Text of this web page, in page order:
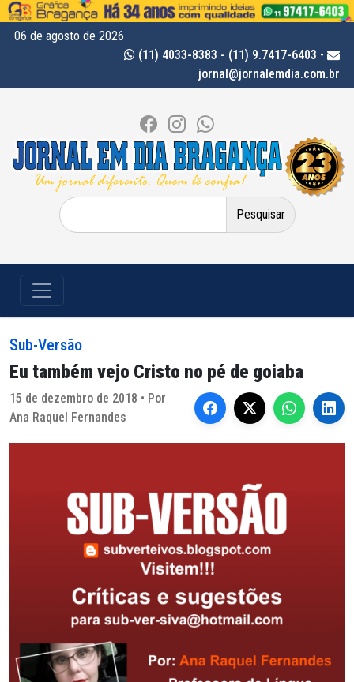
06 de agosto de 2026
(11) 4033-8383 - (11) 9.7417-6403 -
jornal@jornalemdia.com.br
Pesquisar
por:
Sub-Versão
Eu também vejo Cristo no pé de goiaba
15 de dezembro de 2018 • Por
Ana Raquel Fernandes